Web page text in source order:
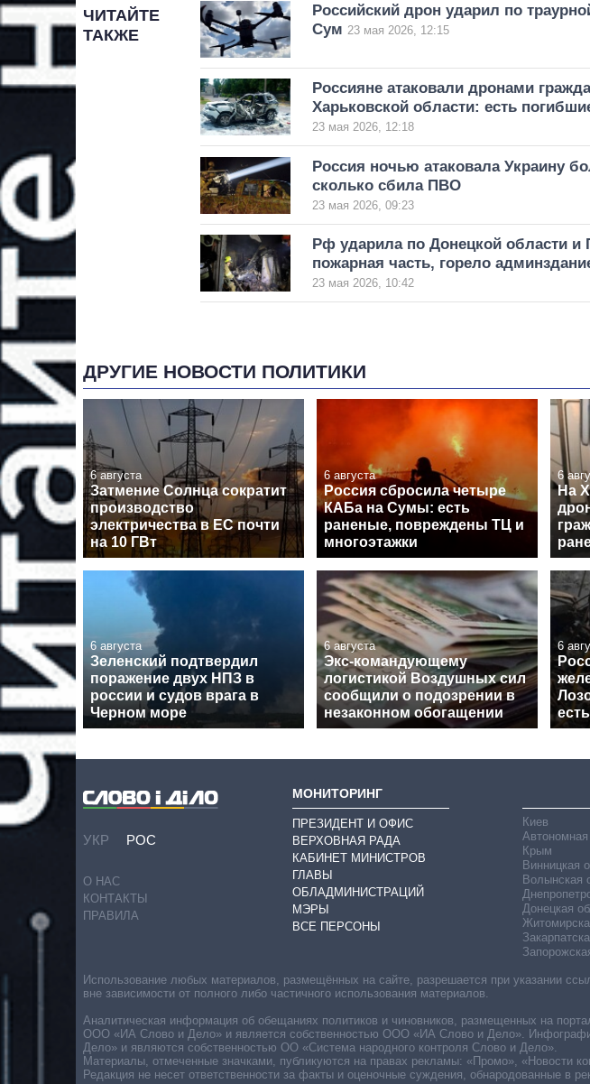
ЧИТАЙТЕ
ТАКЖЕ
Российский дрон ударил по
Сум 23 мая 2026, 12:15
Россияне атаковали дронами
Харьковской области: есть
23 мая 2026, 12:18
Россия ночью атаковала Украину
сколько сбила ПВО
23 мая 2026, 09:23
Рф ударила по Донецкой области и
пожарная часть, горело
23 мая 2026, 10:42
ДРУГИЕ НОВОСТИ ПОЛИТИКИ
6 августа
Затмение Солнца сократит
производство
электричества в ЕС почти
на 10 ГВт
6 августа
Россия сбросила четыре
КАБа на Сумы: есть
раненые, повреждены ТЦ и
многоэтажки
6
На
6 августа
Зеленский подтвердил
поражение двух НПЗ в
россии и судов врага в
Черном море
6 августа
Экс-командующему
логистикой Воздушных сил
сообщили о подозрении в
незаконном обогащении
6
УКР РОС
О НАС
КОНТАКТЫ
ПРАВИЛА
МОНИТОРИНГ
ПРЕЗИДЕНТ И ОФИС
ВЕРХОВНАЯ РАДА
КАБИНЕТ МИНИСТРОВ
ГЛАВЫ
ОБЛАДМИНИСТРАЦИЙ
МЭРЫ
ВСЕ ПЕРСОНЫ
Киев
Крым
Винницкая
Волынская
Донецкая
Использование любых материалов, размещённых на сайте, разрешается при указании
вне зависимости от полного либо частичного использования материалов.
Аналитическая информация об обещаниях политиков и чиновников, размещенных на
ООО «ИА Слово и Дело» и является собственностью ООО «ИА Слово и Дело».
Дело» и являются собственностью ОО «Система народного контроля Слово и Дело».
Материалы, отмеченные значками, публикуются на правах рекламы: «Промо», «Новости
Редакция не несет ответственности за факты и оценочные суждения, обнародованные в